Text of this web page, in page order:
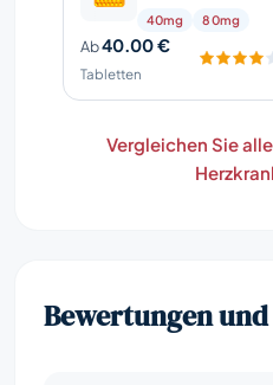
40mg 80mg
Ab40.00 €
Tabletten
Vergleichen Sie
Bewertungen